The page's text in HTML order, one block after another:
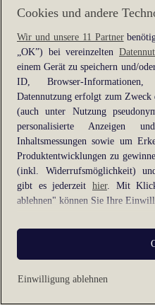
Cookies und andere
Wir und unsere 11 Partner
„OK”) bei vereinzelten
einem Gerät zu speichern und/
ID, Browser-
Datennutzung erfolgt zum
(auch unter Nutzung
personalisierte Anzeigen
Inhaltsmessungen sowie um
Produktentwicklungen zu
(inkl. Widerrufsmöglichkeit)
gibt es jederzeit hier. Mit
ablehnen" können Sie Ihre
Sie können Ihre Einwilligung
für die Zukunft widerrufen,
"Cookie-Einstellungen" im
ablehnen" klicken.
Einwilligung ablehnen